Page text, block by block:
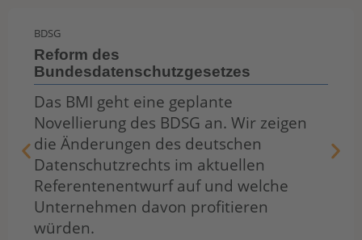
BDSG
Reform des
Bundesdatenschutzgesetzes
Das BMI geht eine geplante
Novellierung des BDSG an. Wir zeigen
die Änderungen des deutschen
Datenschutzrechts im aktuellen
Referentenentwurf auf und welche
Unternehmen davon profitieren
würden.